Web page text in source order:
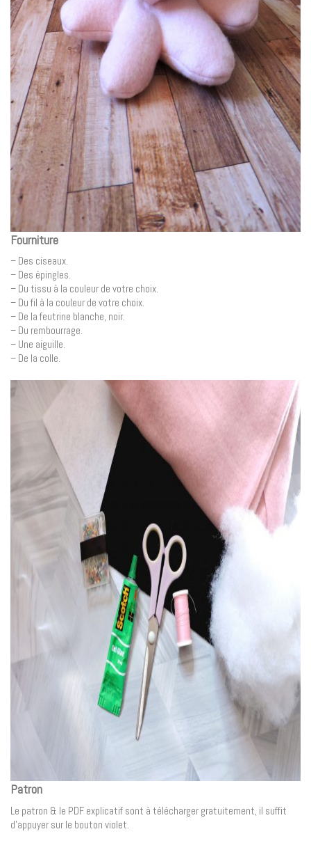
Fourniture
– Des ciseaux.
– Des épingles.
– Du tissu à la couleur de votre choix.
– Du fil à la couleur de votre choix.
– De la feutrine blanche, noir.
– Du rembourrage.
– Une aiguille.
– De la colle.
Patron
Le patron & le PDF explicatif sont à télécharger gratuitement, il suffit
d’appuyer sur le bouton violet.